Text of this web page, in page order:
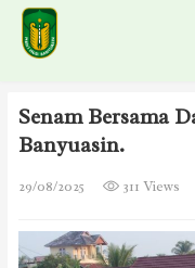
Senam Bersama
Banyuasin.
29/08/2025 311 Views